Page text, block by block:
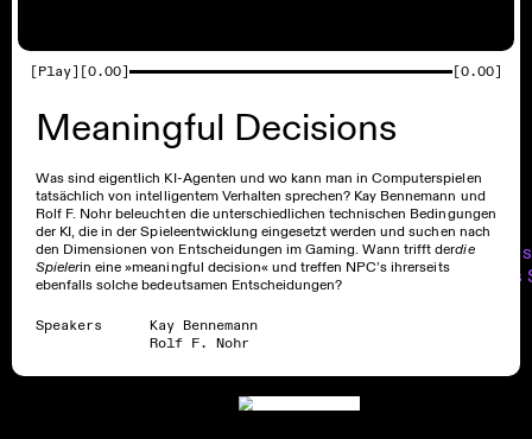
Was weiß ein
Auto über das
[Play] [0.00] [0.00]
Meaningful Decisions
Was sind eigentlich KI-Agenten und wo kann man in Computerspielen
tatsächlich von intelligentem Verhalten sprechen? Kay Bennemann und
Rolf F. Nohr beleuchten die unterschiedlichen technischen Bedingungen
der KI, die in der Spieleentwicklung eingesetzt werden und suchen nach
den Dimensionen von Entscheidungen im Gaming. Wann trifft derdie
Spielerin eine »meaningful decision« und treffen NPC’s ihrerseits
ebenfalls solche bedeutsamen Entscheidungen?
Speakers
Kay Bennemann
Rolf F. Nohr